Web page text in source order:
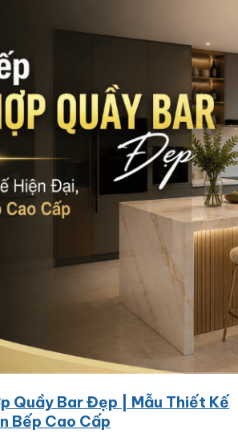
Quầy Bar Đẹp | Mẫu Thiết Kế
Bếp Cao Cấp